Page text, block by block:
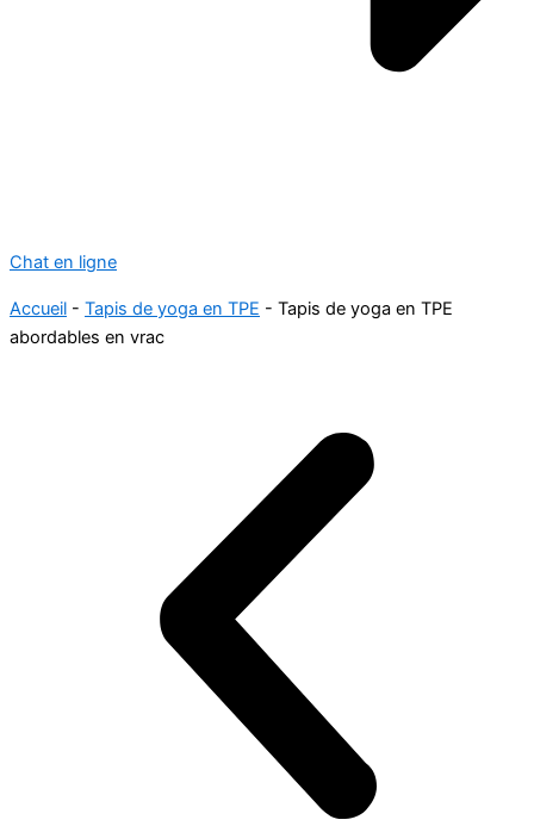
Chat en ligne
Accueil - Tapis de yoga en TPE - Tapis de yoga en TPE
abordables en vrac